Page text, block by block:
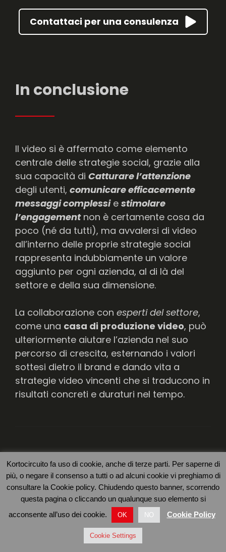
Contattaci per una consulenza
In conclusione
Il video si è affermato come elemento
centrale delle strategie social, grazie alla
sua capacità di Catturare l’attenzione
degli utenti, comunicare efficacemente
messaggi complessie stimolare
l’engagementnon è certamente cosa da
poco (né da tutti), ma avvalersi di video
all’interno delle proprie strategie social
rappresenta indubbiamente un valore
aggiunto per ogni azienda, al di là del
settore e della sua dimensione.
La collaborazione con esperti del settore,
come una casa di produzione video, può
ulteriormente aiutare l’azienda nel suo
percorso di crescita, esternando i valori
sottesi dietro il brand e dando vita a
strategie video vincenti che si traducono in
risultati concreti e duraturi nel tempo.
Leggi anche
Video intervista di
successo: consigli
per il tuo brand
Kortocircuito fa uso di cookie, anche di terze parti. Per saperne di
più, o negare il consenso a tutti o ad alcuni cookie vi preghiamo di
consultare la Cookie policy. Chiudendo questo banner, scorrendo
questa pagina o cliccando un qualunque suo elemento si
acconsente all’uso dei cookie.
OK NO Cookie Policy
Cookie Settings